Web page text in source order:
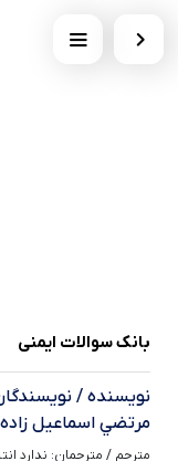
بانک سوالات ایمنی
نویسنده /
مرتضي اسماعيل